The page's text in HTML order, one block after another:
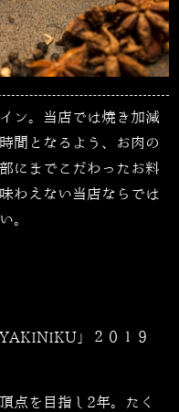
ン。当店では焼き加減
間となるよう、お肉の
にまでこだわったお料
わえない当店ならでは
。
」２０１９
点を目指し2年。たく